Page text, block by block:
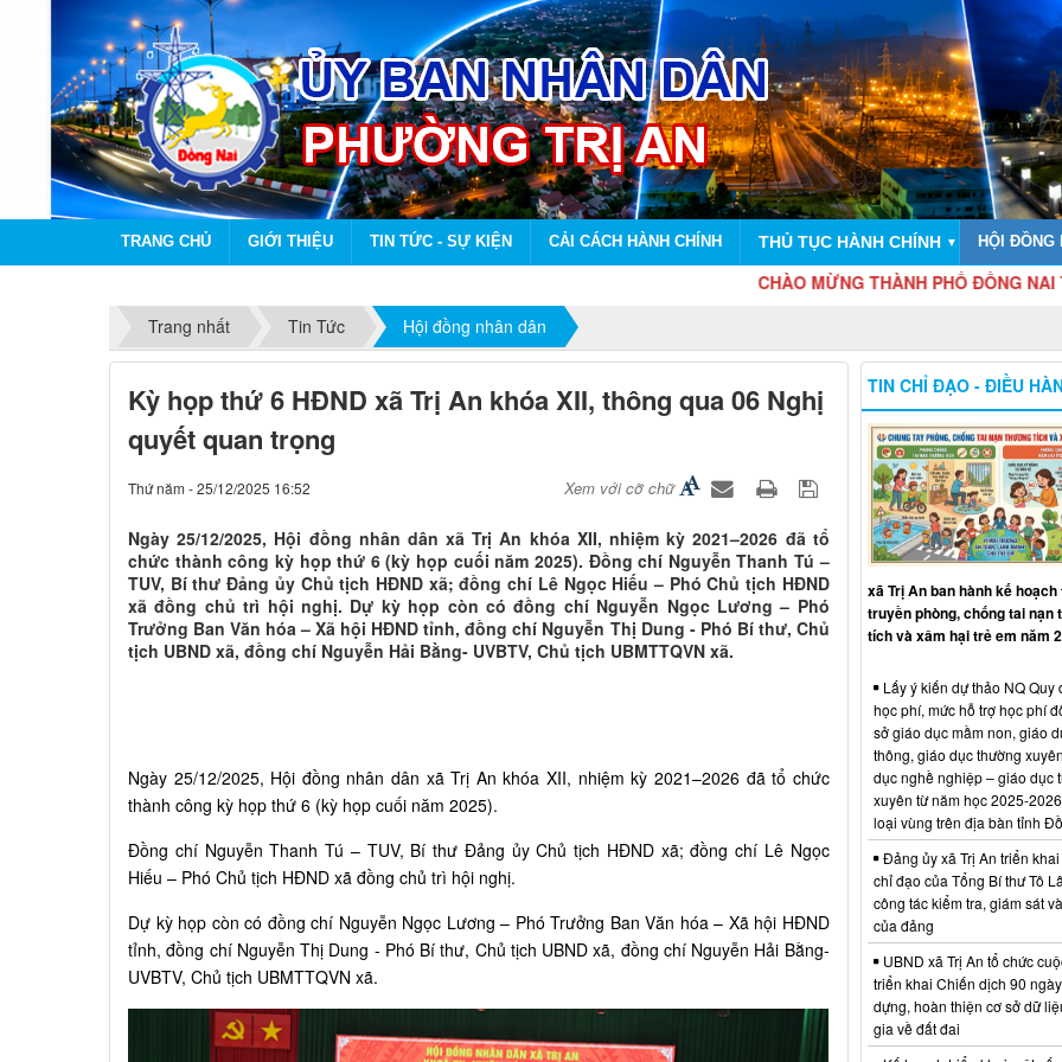
TRANG CHỦ GIỚI THIỆU TIN TỨC - SỰ KIỆN CẢI CÁCH HÀNH CHÍNH THỦ TỤC HÀNH CHÍNH ▼ HỘI ĐỒNG
CHÀO MỪNG THÀNH PHỐ ĐỒNG NAI TRỰC THUỘC
Trang nhất
Tin Tức Hội đồng nhân dân
Kỳ họp thứ 6 HĐND xã Trị An khóa XII, thông qua 06 Nghị
quyết quan trọng
Thứ năm - 25/12/2025 16:52 Xem với cỡ chữ
Ngày 25/12/2025, Hội đồng nhân dân xã Trị An khóa XII, nhiệm kỳ 2021–2026 đã tổ
chức thành công kỳ họp thứ 6 (kỳ họp cuối năm 2025). Đồng chí Nguyễn Thanh Tú –
TUV, Bí thư Đảng ủy Chủ tịch HĐND xã; đồng chí Lê Ngọc Hiếu – Phó Chủ tịch HĐND
xã đồng chủ trì hội nghị. Dự kỳ họp còn có đồng chí Nguyễn Ngọc Lương – Phó
Trưởng Ban Văn hóa – Xã hội HĐND tỉnh, đồng chí Nguyễn Thị Dung - Phó Bí thư, Chủ
tịch UBND xã, đồng chí Nguyễn Hải Bằng- UVBTV, Chủ tịch UBMTTQVN xã.
Ngày 25/12/2025, Hội đồng nhân dân xã Trị An khóa XII, nhiệm kỳ 2021–2026 đã tổ chức
thành công kỳ họp thứ 6 (kỳ họp cuối năm 2025).
Đồng chí Nguyễn Thanh Tú – TUV, Bí thư Đảng ủy Chủ tịch HĐND xã; đồng chí Lê Ngọc
Hiếu – Phó Chủ tịch HĐND xã đồng chủ trì hội nghị.
Dự kỳ họp còn có đồng chí Nguyễn Ngọc Lương – Phó Trưởng Ban Văn hóa – Xã hội HĐND
tỉnh, đồng chí Nguyễn Thị Dung - Phó Bí thư, Chủ tịch UBND xã, đồng chí Nguyễn Hải Bằng-
UVBTV, Chủ tịch UBMTTQVN xã.
TIN CHỈ ĐẠO - ĐIỀU
xã Trị An ban hành kế hoạch
truyền phòng, chống tai nạn
tích và xâm hại trẻ em năm
Lấy ý kiến dự thảo NQ Quy
học phí, mức hỗ trợ học phí
sở giáo dục mầm non, giáo
thông, giáo dục thường
dục nghề nghiệp – giáo dục
xuyên từ năm học 2025-
loại vùng trên địa bàn tỉnh
Đảng ủy xã Trị An triển
chỉ đạo của Tổng Bí thư Tô
công tác kiểm tra, giám sát
của đảng
UBND xã Trị An tổ chức
triển khai Chiến dịch 90
dựng, hoàn thiện cơ sở dữ
gia về đất đai